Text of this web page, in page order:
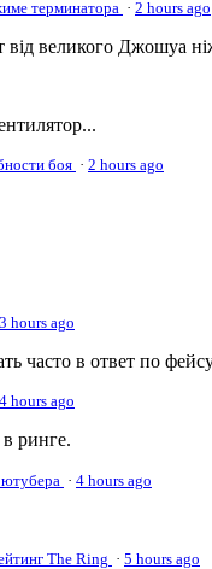
терминатора · 2 hours ago
великого Джошуа
боя · 2 hours ago
3 hours ago
часто в ответ по
4 hours ago
ринге.
· 4 hours ago
The Ring · 5 hours ago